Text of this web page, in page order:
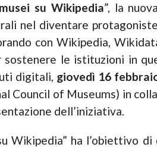
su Wikipedia”, la
nel diventare
con Wikipedia,
sostenere le istituzioni in
digitali, giovedì 16
Council of Museums) in
dell’iniziativa.
Wikipedia” ha l’obiettivo